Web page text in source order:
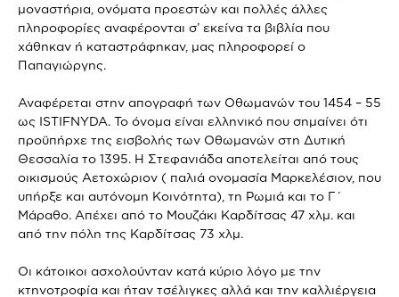
μοναστήρια, ονόματα προεστών και πολλές άλλες
πληροφορίες αναφέρονται σ’ εκείνα τα βιβλία που
χάθηκαν ή καταστράφηκαν, μας πληροφορεί ο
Παπαγιώργης.
Αναφέρεται στην απογραφή των Οθωμανών του 1454 – 55
ως ISTIFNYDA. Το όνομα είναι ελληνικό που σημαίνει ότι
προϋπήρχε της εισβολής των Οθωμανών στη Δυτική
Θεσσαλία το 1395. Η Στεφανιάδα αποτελείται από τους
οικισμούς Αετοχώριον ( παλιά ονομασία Μαρκελέσιον, που
υπήρξε και αυτόνομη Κοινότητα), τη Ρωμιά και το Γ΄
Μάραθο. Απέχει από το Μουζάκι Καρδίτσας 47 χλμ. και
από την πόλη της Καρδίτσας 73 χλμ.
Οι κάτοικοι ασχολούνταν κατά κύριο λόγο με την
κτηνοτροφία και ήταν τσέλιγκες αλλά και την καλλιέργεια